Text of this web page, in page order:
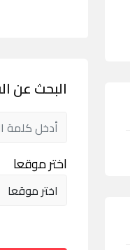
البحث عن
اختر موقعا